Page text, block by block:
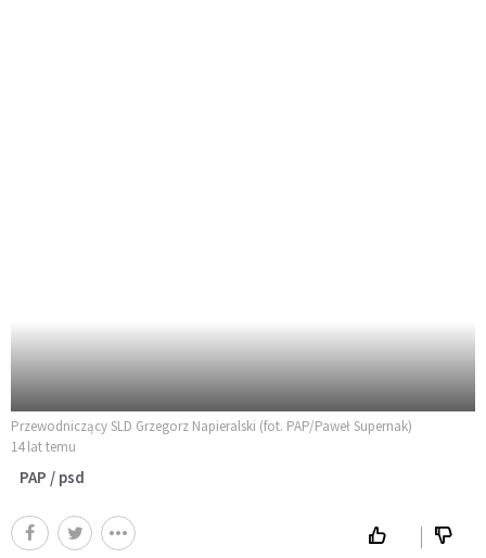
Przewodniczący SLD Grzegorz Napieralski (fot. PAP/Paweł Supernak)
14 lat temu
PAP / psd